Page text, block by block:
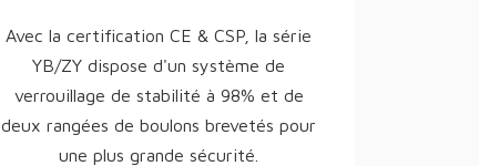
Avec la certification CE & CSP, la série
YB/ZY dispose d'un système de
verrouillage de stabilité à 98% et de
deux rangées de boulons brevetés pour
une plus grande sécurité.